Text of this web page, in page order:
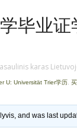
毕业
karas
U: Universität Trier学历
and was last